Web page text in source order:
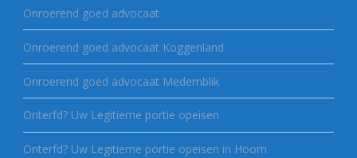
Onroerend goed advocaat
Onroerend goed advocaat Koggenland
Onroerend goed advocaat Medemblik
Onterfd? Uw Legitieme portie opeisen
Onterfd? Uw Legitieme portie opeisen in Hoorn